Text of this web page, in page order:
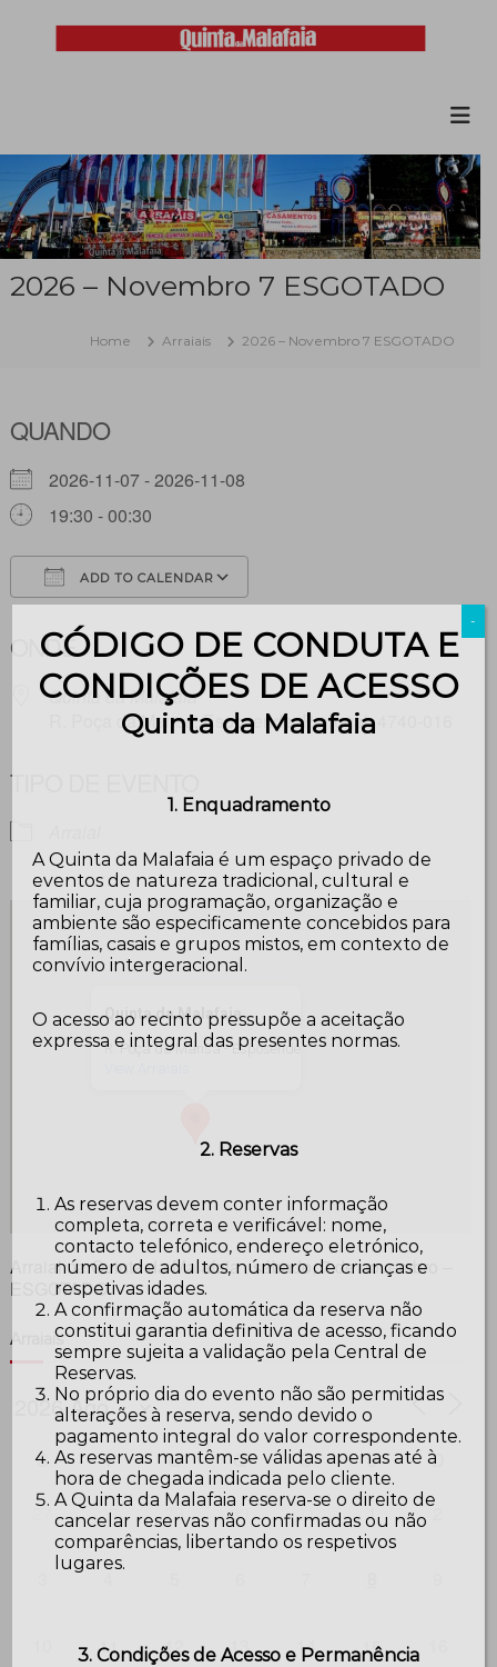
content
país
2026 – Novembro 7 ESGOTADO
Home Arraiais 2026 – Novembro 7 ESGOTADO
QUANDO
2026-11-07 - 2026-11-08
19:30 - 00:30
ADD TO CALENDAR
ONDE
Quinta da Malafaia
R. Poça da Mansa, Esposende, Portugal, 4740-016
TIPO DE EVENTO
Quinta da Malafaia
R. Poça da Mansa - Esposende
Arraial na Quinta da Malafaia , sábado, 7 de novembro –
ESGOTADO
Arraiais
S T Q Q S S D
27 28 29 30 31 1 2
11 12 13 14 15
CÓDIGO DE CONDUTA E
CONDIÇÕES DE ACESSO
Quinta da Malafaia
1. Enquadramento
A Quinta da Malafaia é um espaço privado de
eventos de natureza tradicional, cultural e
familiar, cuja programação, organização e
ambiente são especificamente concebidos para
famílias, casais e grupos mistos, em contexto de
convívio intergeracional.
O acesso ao recinto pressupõe a aceitação
expressa e integral das presentes normas.
2. Reservas
As reservas devem conter informação
completa, correta e verificável: nome,
contacto telefónico, endereço eletrónico,
número de adultos, número de crianças e
respetivas idades.
A confirmação automática da reserva não
constitui garantia definitiva de acesso, ficando
sempre sujeita a validação pela Central de
Reservas.
No próprio dia do evento não são permitidas
alterações à reserva, sendo devido o
pagamento integral do valor correspondente.
As reservas mantêm-se válidas apenas até à
hora de chegada indicada pelo cliente.
A Quinta da Malafaia reserva-se o direito de
cancelar reservas não confirmadas ou não
comparências, libertando os respetivos
lugares.
3. Condições de Acesso e Permanência
-